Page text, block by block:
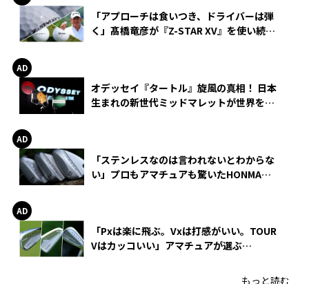
「アプローチは食いつき、ドライバーは弾
く」髙橋竜彦が『Z-STAR XV』を使い続け
オデッセイ『タートル』旋風の真相！ 日本
生まれの新世代ミッドマレットが世界を席
「ステンレスなのは言われないとわからな
い」プロもアマチュアも驚いたHONMA
「Pxは楽に飛ぶ。Vxは打感がいい。TOUR
Vはカッコいい」アマチュアが選ぶ
もっと読む